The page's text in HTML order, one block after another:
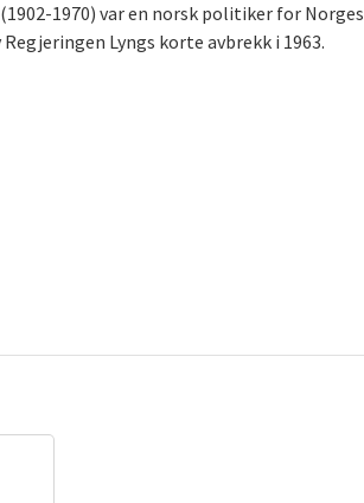
1970) var en norsk politiker for Norges
Lyngs korte avbrekk i 1963.